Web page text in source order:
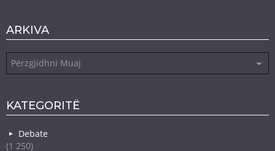
ARKIVA
KATEGORITË
Debate
(1 250)